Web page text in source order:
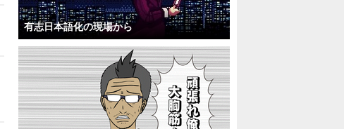
有志日本語化の現場から